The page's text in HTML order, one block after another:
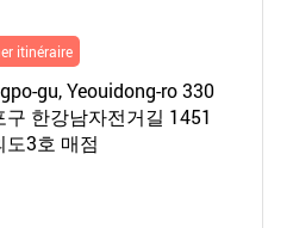
itinéraire
gu, Yeouidong-ro 330
한강남자전거길 1451
3호 매점